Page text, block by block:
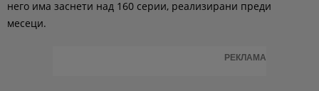
него има заснети над 160 серии, реализирани преди
месеци.
РЕКЛАМА